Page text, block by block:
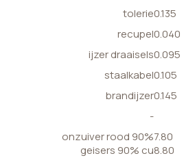
tolerie0.135
recupel0.040
ijzer draaisels0.095
staalkabel0.105
brandijzer0.145
-
onzuiver rood 90%
geisers 90% cu
7.80
8.80